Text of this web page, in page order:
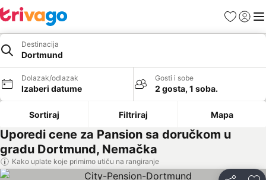
FavoritiPrijavi
Destinacija
Dortmund
Dolazak/odlazak
Izaberi datume
Gosti i sobe
2 gosta, 1 soba.
Sortiraj Filtriraj Mapa
Uporedi cene za Pansion sa doručkom u
gradu Dortmund, Nemačka
Kako uplate koje primimo utiču na rangiranje